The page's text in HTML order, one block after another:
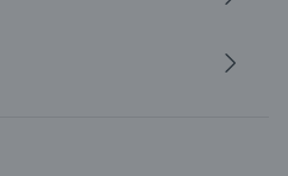
und Hopfen